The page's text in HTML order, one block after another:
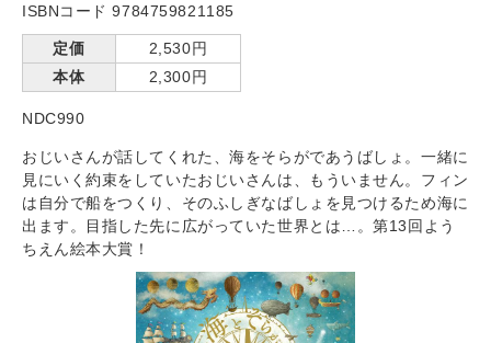
ヘルプ
ログイン
ISBNコード 9784759821185
定価
2,530円
本体
2,300円
NDC990
おじいさんが話してくれた、海をそらがであうばしょ。一緒に
見にいく約束をしていたおじいさんは、もういません。フィン
は自分で船をつくり、そのふしぎなばしょを見つけるため海に
出ます。目指した先に広がっていた世界とは…。第13回よう
ちえん絵本大賞！